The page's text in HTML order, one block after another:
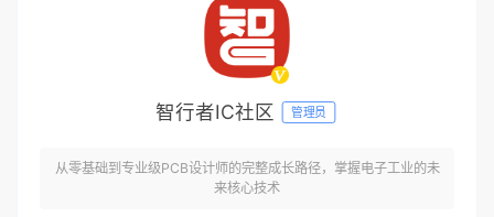
智行者IC社区 管理员
从零基础到专业级PCB设计师的完整成长路径，掌握电子工业的未
来核心技术